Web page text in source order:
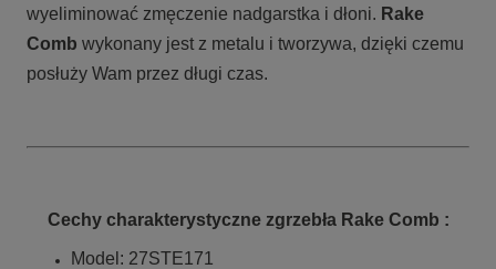
wyeliminować zmęczenie nadgarstka i dłoni. Rake
Comb wykonany jest z metalu i tworzywa, dzięki czemu
posłuży Wam przez długi czas.
Cechy charakterystyczne zgrzebła Rake Comb :
Model: 27STE171